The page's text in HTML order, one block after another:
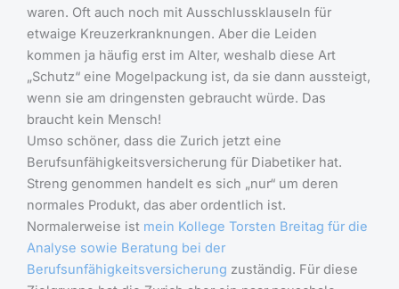
waren. Oft auch noch mit Ausschlussklauseln für
etwaige Kreuzerkranknungen. Aber die Leiden
kommen ja häufig erst im Alter, weshalb diese Art
„Schutz“ eine Mogelpackung ist, da sie dann aussteigt,
wenn sie am dringensten gebraucht würde. Das
braucht kein Mensch!
Umso schöner, dass die Zurich jetzt eine
Berufsunfähigkeitsversicherung für Diabetiker hat.
Streng genommen handelt es sich „nur“ um deren
normales Produkt, das aber ordentlich ist.
Normalerweise ist mein Kollege Torsten Breitag für die
Analyse sowie Beratung bei der
Berufsunfähigkeitsversicherung zuständig. Für diese